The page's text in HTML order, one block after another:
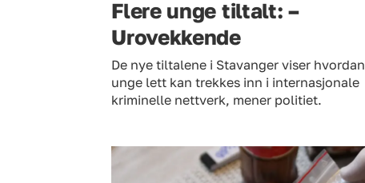
Flere unge tiltalt: –
Urovekkende
De nye tiltalene i Stavanger viser hvordan
unge lett kan trekkes inn i internasjonale
kriminelle nettverk, mener politiet.